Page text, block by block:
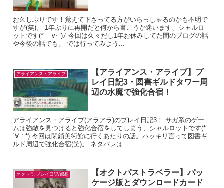
お久しぶりです！覚えて下さってる方がいらっしゃるのかも不明で
すが(笑)。 1年ぶりに再開だと何から書こうか迷います、シャルロ
ットです(*´ゝv･`)ﾉ 今回は久々だし1年お休みしてた間のブログの話
や今後の話でも。 では行ってみよう...
アライアンス・アライブ
【アライアンス・アライブ】プ
レイ日記3・図書ギルドタワー周
辺の水魔で強化合宿！
アライアンス・アライブ(アラアラ)のプレイ日記3！ サガ系のゲー
ムは強敵を見つけると強化合宿をしてしまう、シャルロットです(*
´∀｀*) 今回は閉鎖美術館に行くあたりの話。ハッキリ言って図書ギ
ルド周辺で強化合宿(笑)。 ネタバレは...
オクトラ:プレイ日記/感想
【オクトパストラベラー】パッ
ケージ版とダウンロードカード